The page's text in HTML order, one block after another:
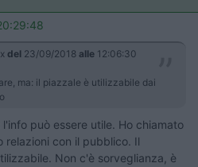
del 23/09/2018 alle 12:06:30
ma: il piazzale è utilizzabile dai
può essere utile. Ho chiamato
relazioni con il pubblico. Il
Non c'è sorveglianza, è